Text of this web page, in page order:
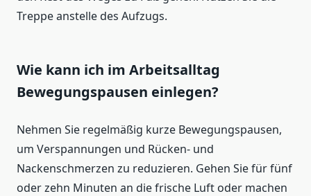
Treppe anstelle des Aufzugs.
Wie kann ich im Arbeitsalltag
Bewegungspausen einlegen?
Nehmen Sie regelmäßig kurze Bewegungspausen,
um Verspannungen und Rücken- und
Nackenschmerzen zu reduzieren. Gehen Sie für fünf
oder zehn Minuten an die frische Luft oder machen